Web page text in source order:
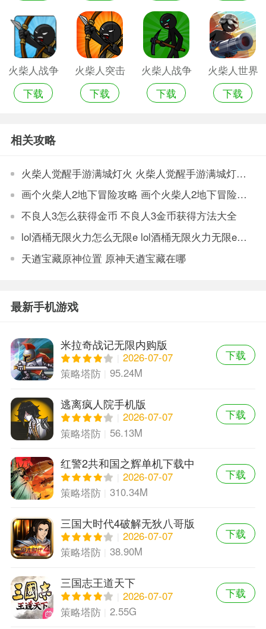
版
币版
币钻石版
版无限钻石
版
火柴人战争
遗产无限金
版
下载
火柴人突击
无限金币钻
下载
火柴人战争
战争无限金
下载
火柴人世界
战争无限金
下载
相关攻略
火柴人觉醒手游满城灯火 火柴人觉醒手游满城灯火攻略
画个火柴人2地下冒险攻略 画个火柴人2地下冒险流程
不良人3怎么获得金币 不良人3金币获得方法大全
lol酒桶无限火力怎么无限e lol酒桶无限火力无限e出装推荐
天遒宝藏原神位置 原神天遒宝藏在哪
最新手机游戏
米拉奇战记无限内购版
2026-07-07
策略塔防
95.24M
下载
逃离疯人院手机版
2026-07-07
策略塔防
56.13M
下载
红警2共和国之辉单机下载中
文版
2026-07-07
策略塔防
310.34M
下载
三国大时代4破解无狄八哥版
2026-07-07
策略塔防
38.90M
下载
三国志王道天下
2026-07-07
策略塔防
2.55G
下载